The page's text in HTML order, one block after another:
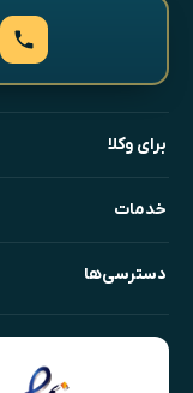
برای وکلا
خدمات
دسترسی‌ها